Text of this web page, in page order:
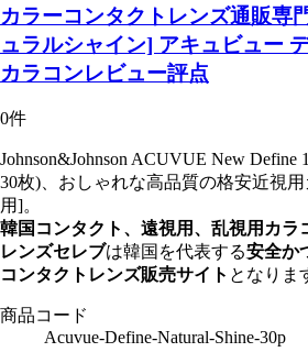
カラーコンタクトレンズ通販専
ュラルシャイン] アキュビュー
カラコンレビュー評点
0件
Johnson&Johnson ACUVUE New Define
30枚)、おしゃれな高品質の格安近視
用]。
韓国コンタクト、遠視用、乱視用カラ
レンズセレブは韓国を代表する安全か
コンタクトレンズ販売サイト となりま
商品コード
Acuvue-Define-Natural-Shine-30p